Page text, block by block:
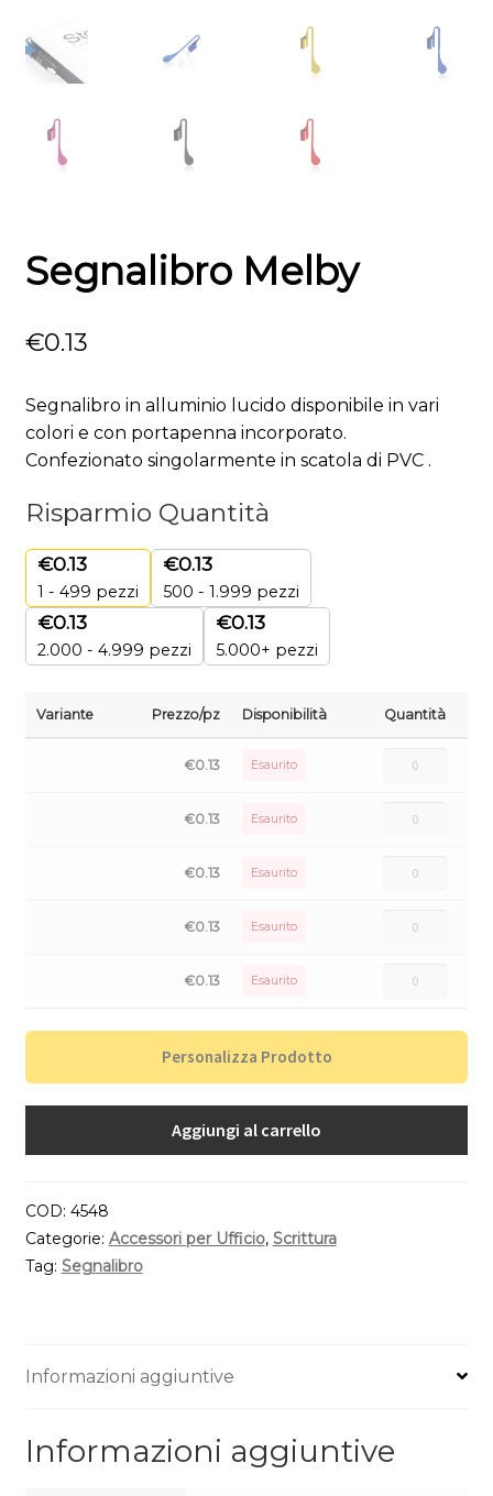
Segnalibro Melby
€0.13
Segnalibro in alluminio lucido disponibile in vari
colori e con portapenna incorporato.
Confezionato singolarmente in scatola di PVC .
Risparmio Quantità
€0.13
1 - 499 pezzi
€0.13
500 - 1.999 pezzi
€0.13
2.000 - 4.999 pezzi
€0.13
5.000+ pezzi
Variante Prezzo/pz Disponibilità Quantità
€0.13 Esaurito
€0.13 Esaurito
€0.13 Esaurito
€0.13 Esaurito
€0.13 Esaurito
Personalizza Prodotto
Aggiungi al carrello
COD: 4548
Categorie: Accessori per Ufficio, Scrittura
Tag: Segnalibro
Informazioni aggiuntive
Informazioni aggiuntive